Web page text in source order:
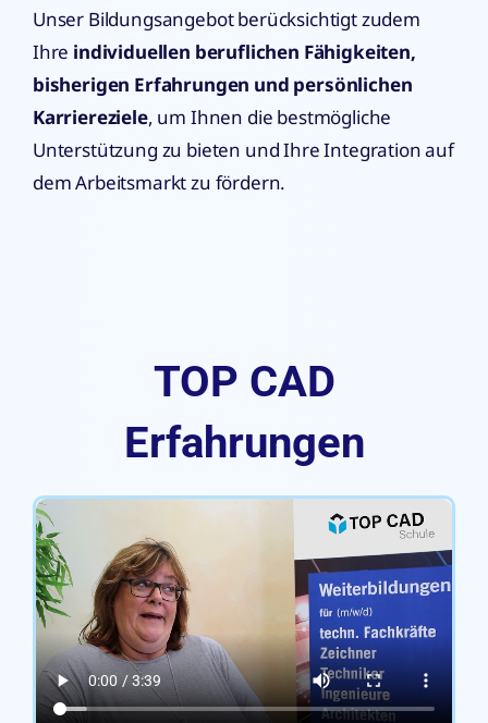
Unser Bildungsangebot berücksichtigt zudem
Ihre individuellen beruflichen Fähigkeiten,
bisherigen Erfahrungen und persönlichen
Karriereziele, um Ihnen die bestmögliche
Unterstützung zu bieten und Ihre Integration auf
dem Arbeitsmarkt zu fördern.
TOP CAD
Erfahrungen